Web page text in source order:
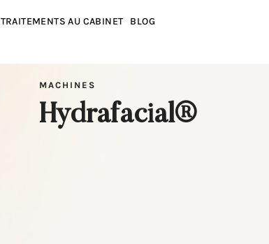
TRAITEMENTS AU CABINET BLOG
MACHINES
Hydrafacial®